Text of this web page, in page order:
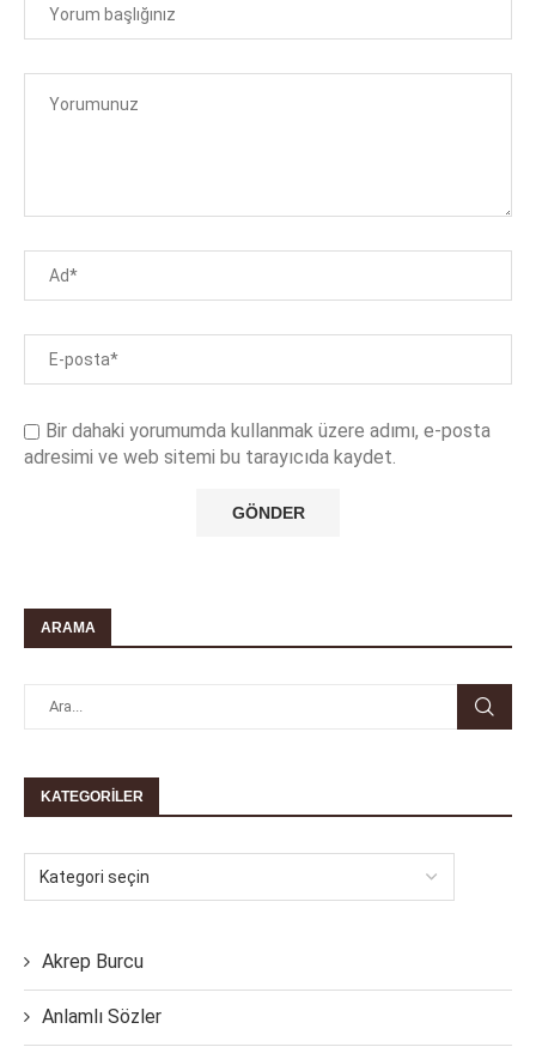
Bir dahaki yorumumda kullanmak üzere adımı, e-posta
adresimi ve web sitemi bu tarayıcıda kaydet.
ARAMA
KATEGORILER
Akrep Burcu
Anlamlı Sözler